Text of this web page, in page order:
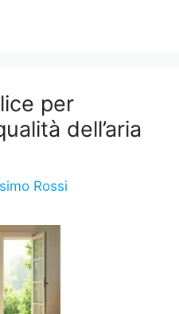
per
dell’aria
Rossi